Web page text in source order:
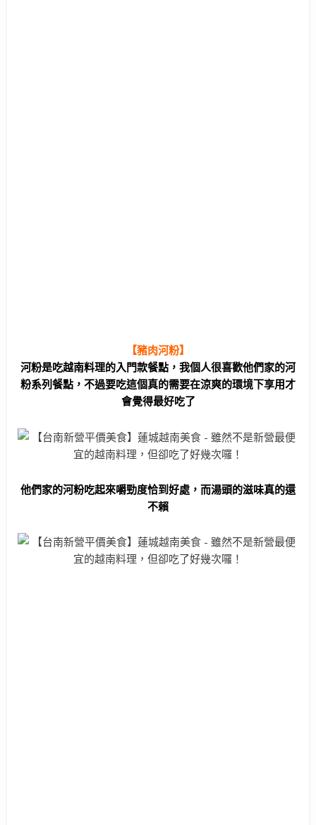
【豬肉河粉】
河粉是吃越南料理的入門款餐點，我個人很喜歡他們家的河
粉系列餐點，不過要吃這個真的需要在涼爽的環境下享用才
會覺得最好吃了
他們家的河粉吃起來嚼勁度恰到好處，而湯頭的滋味真的還
不賴